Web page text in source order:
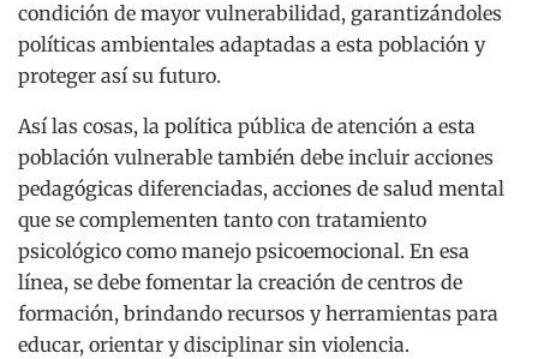
condición de mayor vulnerabilidad, garantizándoles
políticas ambientales adaptadas a esta población y
proteger así su futuro.
Así las cosas, la política pública de atención a esta
población vulnerable también debe incluir acciones
pedagógicas diferenciadas, acciones de salud mental
que se complementen tanto con tratamiento
psicológico como manejo psicoemocional. En esa
línea, se debe fomentar la creación de centros de
formación, brindando recursos y herramientas para
educar, orientar y disciplinar sin violencia.